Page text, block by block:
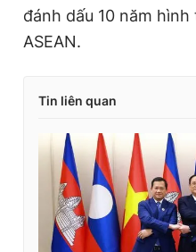
đánh dấu 10 năm
ASEAN.
Tin liên quan